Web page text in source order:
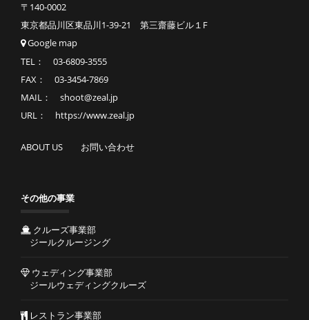
〒140-0002
東京都品川区東品川1-39-21 第三齋藤ビル１F
Google map
TEL： 03-6809-3555
FAX： 03-3454-7869
MAIL： shoot@zeal.jp
URL： https://www.zeal.jp
ABOUT US お問い合わせ
その他の事業
クルーズ事業部
ジールクルージング
ウェディング事業部
ジールウェディングクルーズ
レストラン事業部